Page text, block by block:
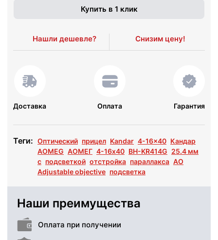
Купить в 1 клик
Нашли дешевле? Снизим цену!
Доставка Оплата Гарантия
Теги: Оптический прицел Kandar 4-16x40 Кандар
AOMEG АОМЕГ 4-16х40 BH-KR414G 25.4 мм
с подсветкой отстройка параллакса AO
Adjustable objective подсветка
Наши преимущества
Оплата при получении